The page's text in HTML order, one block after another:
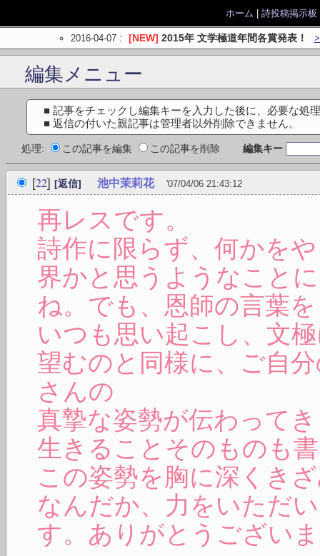
ホーム 詩投稿掲示板
2016-04-07: [NEW] 2015年 文学極道年間各賞発表！
編集メニュー
■ 記事をチェックし編集キーを入力した後に、必要な処
■ 返信の付いた親記事は管理者以外削除できません。
処理: この記事を編集 この記事を削除 編集キー
[22] [返信] 池中茉莉花 '07/04/06 21:43:12
再レスです。
詩作に限らず、何かを
界かと思うようなこと
ね。でも、恩師の言葉を
いつも思い起こし、文
望むのと同様に、ご自
さんの
真摯な姿勢が伝わって
生きることそのものも
この姿勢を胸に深くき
なんだか、力をいただ
す。ありがとうござい